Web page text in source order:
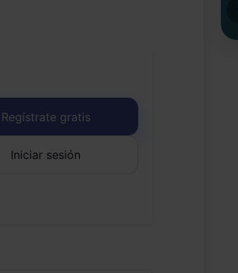
Regístrate gratis
Iniciar sesión